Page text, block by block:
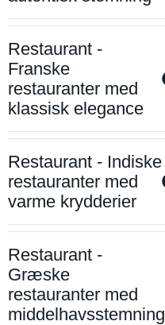
Restaurant -
Franske
restauranter med
klassisk elegance
Restaurant - Indiske
restauranter med
varme krydderier
Restaurant -
Græske
restauranter med
middelhavsstemning